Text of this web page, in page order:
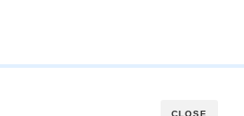
CLOSE